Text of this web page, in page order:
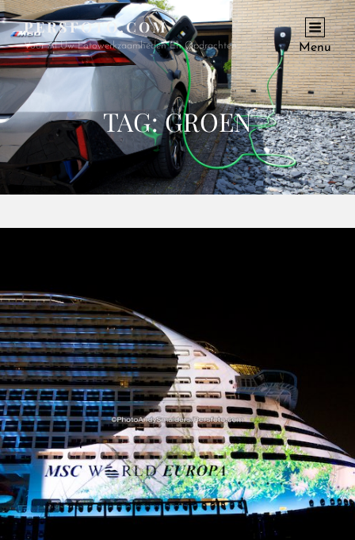
PERSFOTO.COM
Voor Al Uw Fotowerkzaamheden En Opdrachten Menu
TAG:GROEN